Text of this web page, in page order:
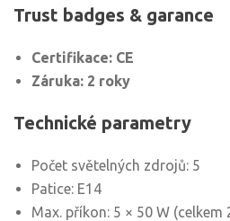
Trust badges & garance
Certifikace: CE
Záruka: 2 roky
Technické parametry
Počet světelných zdrojů: 5
Patice: E14
Max. příkon: 5 × 50 W (celkem